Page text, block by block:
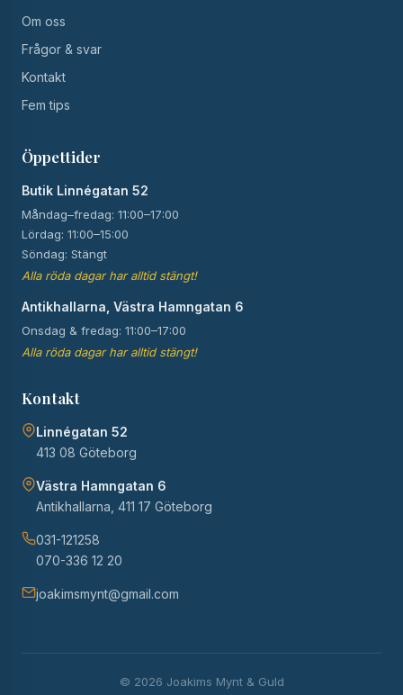
Om oss
Frågor & svar
Kontakt
Fem tips
Öppettider
Butik Linnégatan 52
Måndag–fredag: 11:00–17:00
Lördag: 11:00–15:00
Söndag: Stängt
Alla röda dagar har alltid stängt!
Antikhallarna, Västra Hamngatan 6
Onsdag & fredag: 11:00–17:00
Alla röda dagar har alltid stängt!
Kontakt
Linnégatan 52
413 08 Göteborg
Västra Hamngatan 6
Antikhallarna, 411 17 Göteborg
031-121258
070-336 12 20
joakimsmynt@gmail.com
© 2026 Joakims Mynt & Guld